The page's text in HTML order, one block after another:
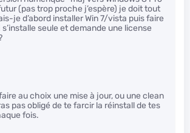
(pas trop proche j’espère) je doit tout
je d’abord installer Win 7/vista puis faire
s’installe seule et demande une license
au choix une mise à jour, ou une clean
pas obligé de te farcir la réinstall de tes
fois.